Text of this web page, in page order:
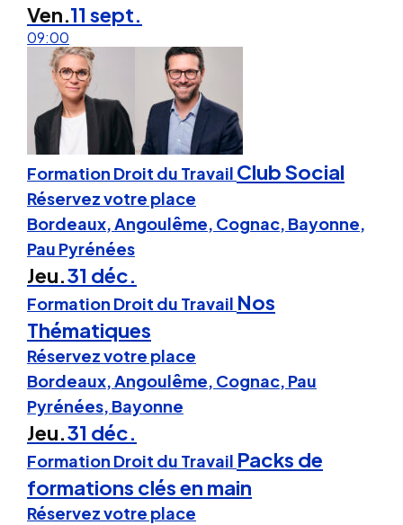
Ven.11 sept.
09:00
Formation Droit du Travail Club Social
Réservez votre place
Bordeaux, Angoulême, Cognac, Bayonne,
Pau Pyrénées
Jeu.31 déc.
Formation Droit du Travail Nos
Thématiques
Réservez votre place
Bordeaux, Angoulême, Cognac, Pau
Pyrénées, Bayonne
Jeu.31 déc.
Formation Droit du Travail Packs de
formations clés en main
Réservez votre place